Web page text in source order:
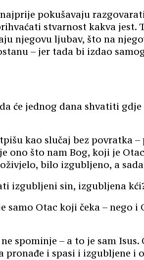
pokušavaju
stvarnost kakva jest.
njegovu ljubav, što na
– jer tada bi izdao
će jednog dana shvatiti
kao slučaj bez povratka
ono što nam Bog, koji je
bilo izgubljeno, a sada
izgubljeni sin, izgubljena
Otac koji čeka – nego i
spominje – a to je sam
pronađe i spasi i izgubljene